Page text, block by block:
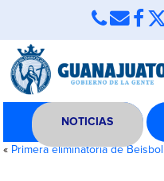
NOTICIAS
« Primera eliminatoria de